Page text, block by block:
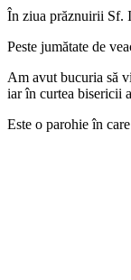
În ziua prăznuirii Sf.
Peste jumătate de
Am avut bucuria să
iar în curtea bisericii
Este o parohie în